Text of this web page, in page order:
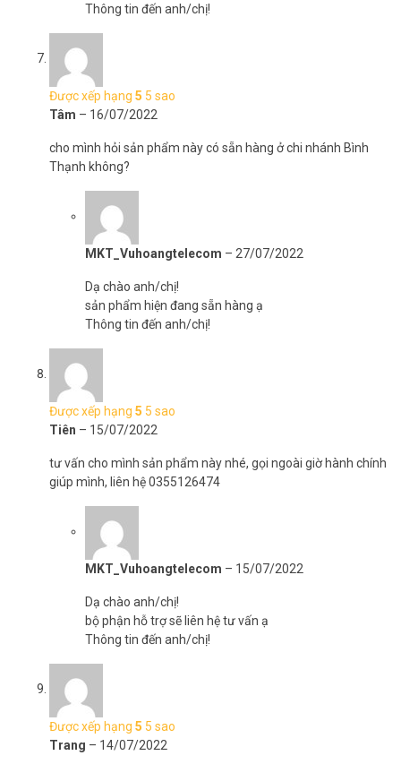
Thông tin đến anh/chị!
Được xếp hạng 5 5 sao
Tâm – 16/07/2022
cho mình hỏi sản phẩm này có sẵn hàng ở chi nhánh Bình
Thạnh không?
MKT_Vuhoangtelecom – 27/07/2022
Dạ chào anh/chị!
sản phẩm hiện đang sẵn hàng ạ
Thông tin đến anh/chị!
Được xếp hạng 5 5 sao
Tiên – 15/07/2022
tư vấn cho mình sản phẩm này nhé, gọi ngoài giờ hành chính
giúp mình, liên hệ 0355126474
MKT_Vuhoangtelecom – 15/07/2022
Dạ chào anh/chị!
bộ phận hỗ trợ sẽ liên hệ tư vấn ạ
Thông tin đến anh/chị!
Được xếp hạng 5 5 sao
Trang – 14/07/2022